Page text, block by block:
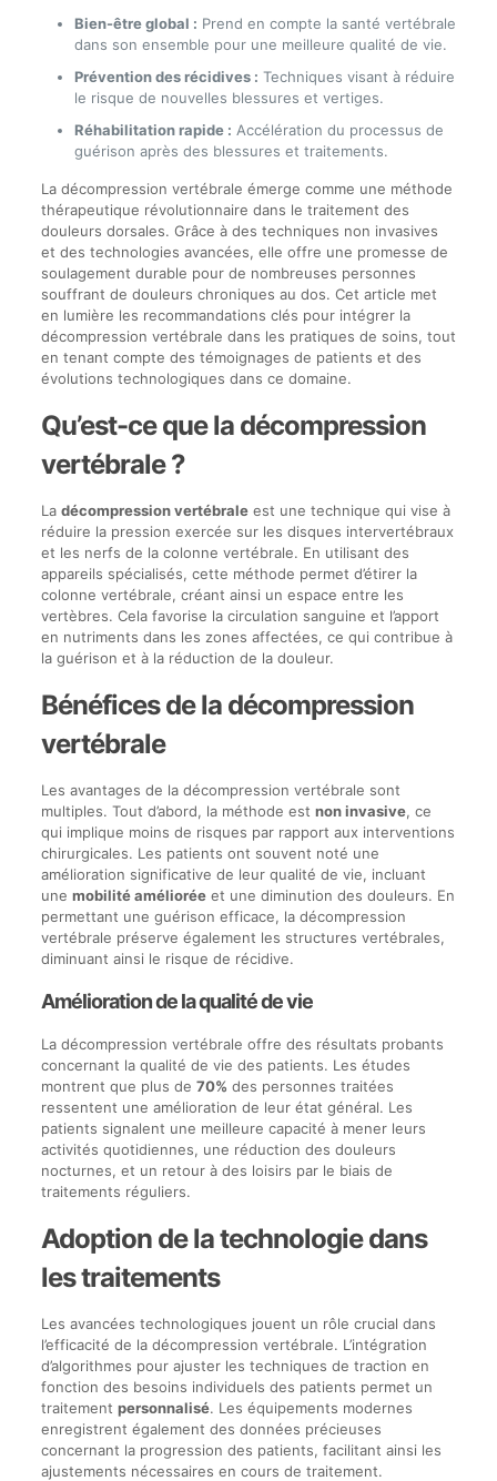
Bien-être global : Prend en compte la santé vertébrale
dans son ensemble pour une meilleure qualité de vie.
Prévention des récidives : Techniques visant à réduire
le risque de nouvelles blessures et vertiges.
Réhabilitation rapide : Accélération du processus de
guérison après des blessures et traitements.
La décompression vertébrale émerge comme une méthode
thérapeutique révolutionnaire dans le traitement des
douleurs dorsales. Grâce à des techniques non invasives
et des technologies avancées, elle offre une promesse de
soulagement durable pour de nombreuses personnes
souffrant de douleurs chroniques au dos. Cet article met
en lumière les recommandations clés pour intégrer la
décompression vertébrale dans les pratiques de soins, tout
en tenant compte des témoignages de patients et des
évolutions technologiques dans ce domaine.
Qu’est-ce que la décompression
vertébrale ?
La décompression vertébraleest une technique qui vise à
réduire la pression exercée sur les disques intervertébraux
et les nerfs de la colonne vertébrale. En utilisant des
appareils spécialisés, cette méthode permet d’étirer la
colonne vertébrale, créant ainsi un espace entre les
vertèbres. Cela favorise la circulation sanguine et l’apport
en nutriments dans les zones affectées, ce qui contribue à
la guérison et à la réduction de la douleur.
Bénéfices de la décompression
vertébrale
Les avantages de la décompression vertébrale sont
multiples. Tout d’abord, la méthode est non invasive, ce
qui implique moins de risques par rapport aux interventions
chirurgicales. Les patients ont souvent noté une
amélioration significative de leur qualité de vie, incluant
une mobilité amélioréeet une diminution des douleurs. En
permettant une guérison efficace, la décompression
vertébrale préserve également les structures vertébrales,
diminuant ainsi le risque de récidive.
Amélioration de la qualité de vie
La décompression vertébrale offre des résultats probants
concernant la qualité de vie des patients. Les études
montrent que plus de 70% des personnes traitées
ressentent une amélioration de leur état général. Les
patients signalent une meilleure capacité à mener leurs
activités quotidiennes, une réduction des douleurs
nocturnes, et un retour à des loisirs par le biais de
traitements réguliers.
Adoption de la technologie dans
les traitements
Les avancées technologiques jouent un rôle crucial dans
l’efficacité de la décompression vertébrale. L’intégration
d’algorithmes pour ajuster les techniques de traction en
fonction des besoins individuels des patients permet un
traitement personnalisé. Les équipements modernes
enregistrent également des données précieuses
concernant la progression des patients, facilitant ainsi les
ajustements nécessaires en cours de traitement.